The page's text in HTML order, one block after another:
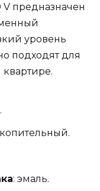
V предназначен
уровень
подходят для
: эмаль.